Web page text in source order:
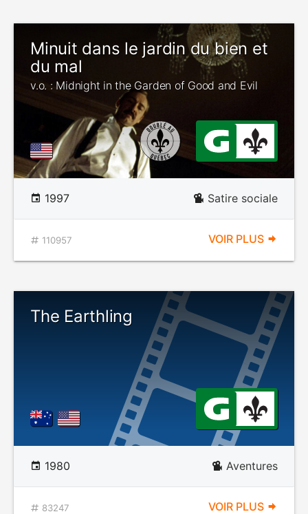
Minuit dans le jardin du bien et
du mal
v.o. : Midnight in the Garden of Good and Evil
1997 Satire sociale
110957 VOIR PLUS
The Earthling
1980 Aventures
83247 VOIR PLUS